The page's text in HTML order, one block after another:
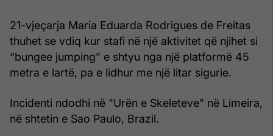
21-vjeçarja Maria Eduarda Rodrigues de Freitas
thuhet se vdiq kur stafi në një aktivitet që njihet si
“bungee jumping” e shtyu nga një platformë 45
metra e lartë, pa e lidhur me një litar sigurie.
Incidenti ndodhi në "Urën e Skeleteve" në Limeira,
në shtetin e Sao Paulo, Brazil.